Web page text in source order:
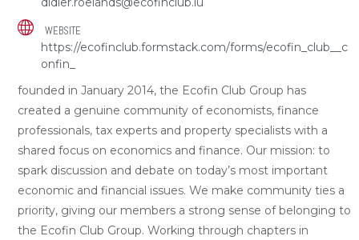
WEBSITE
https://ecofinclub.formstack.com/forms/ecofin_club__c
onfin_
founded in January 2014, the Ecofin Club Group has
created a genuine community of economists, finance
professionals, tax experts and property specialists with a
shared focus on economics and finance. Our mission: to
spark discussion and debate on today’s most important
economic and financial issues. We make community ties a
priority, giving our members a strong sense of belonging to
the Ecofin Club Group. Working through chapters in